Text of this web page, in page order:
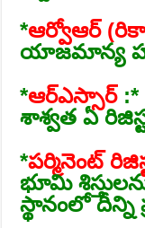
*ఆర్వోఆర్‌
యాజమాన్య
*ఆర్‌ఎస్సార్
శాశ్వత ఏ
*పర్మినెంట్‌
భూమి
స్థానంలో దీన్ని